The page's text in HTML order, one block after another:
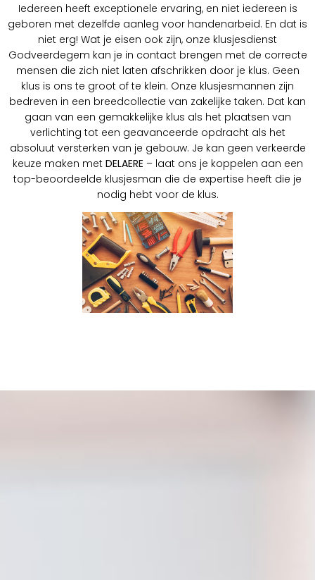
Iedereen heeft exceptionele ervaring, en niet iedereen is
geboren met dezelfde aanleg voor handenarbeid. En dat is
niet erg! Wat je eisen ook zijn, onze klusjesdienst
Godveerdegem kan je in contact brengen met de correcte
mensen die zich niet laten afschrikken door je klus. Geen
klus is ons te groot of te klein. Onze klusjesmannen zijn
bedreven in een breedcollectie van zakelijke taken. Dat kan
gaan van een gemakkelijke klus als het plaatsen van
verlichting tot een geavanceerde opdracht als het
absoluut versterken van je gebouw. Je kan geen verkeerde
keuze maken met DELAERE – laat ons je koppelen aan een
top-beoordeelde klusjesman die de expertise heeft die je
nodig hebt voor de klus.